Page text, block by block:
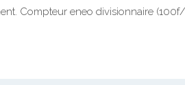
Compteur eneo divisionnaire